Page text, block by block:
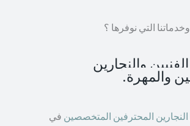
التي نوفرها ؟
والنجارين
والمهرة.
المحترفين المتخصصين في